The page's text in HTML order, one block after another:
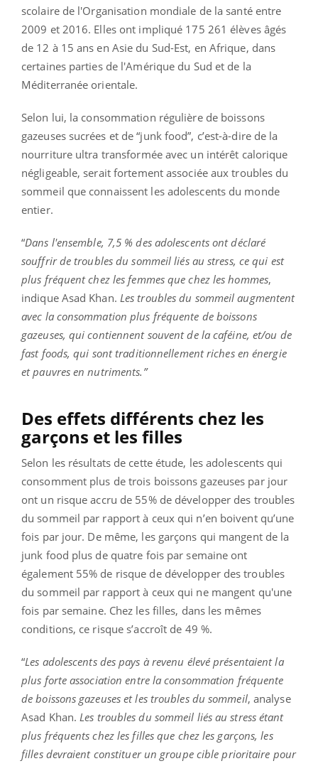
scolaire de l'Organisation mondiale de la santé entre
2009 et 2016. Elles ont impliqué 175 261 élèves âgés
de 12 à 15 ans en Asie du Sud-Est, en Afrique, dans
certaines parties de l'Amérique du Sud et de la
Méditerranée orientale.
Selon lui, la consommation régulière de boissons
gazeuses sucrées et de “junk food”, c’est-à-dire de la
nourriture ultra transformée avec un intérêt calorique
négligeable, serait fortement associée aux troubles du
sommeil que connaissent les adolescents du monde
entier.
“Dans l'ensemble, 7,5 % des adolescents ont déclaré
souffrir de troubles du sommeil liés au stress, ce qui est
plus fréquent chez les femmes que chez les hommes,
indique Asad Khan. Les troubles du sommeil augmentent
avec la consommation plus fréquente de boissons
gazeuses, qui contiennent souvent de la caféine, et/ou de
fast foods, qui sont traditionnellement riches en énergie
et pauvres en nutriments.”
Des effets différents chez les
garçons et les filles
Selon les résultats de cette étude, les adolescents qui
consomment plus de trois boissons gazeuses par jour
ont un risque accru de 55% de développer des troubles
du sommeil par rapport à ceux qui n’en boivent qu’une
fois par jour. De même, les garçons qui mangent de la
junk food plus de quatre fois par semaine ont
également 55% de risque de développer des troubles
du sommeil par rapport à ceux qui ne mangent qu'une
fois par semaine. Chez les filles, dans les mêmes
conditions, ce risque s’accroît de 49 %.
“Les adolescents des pays à revenu élevé présentaient la
plus forte association entre la consommation fréquente
de boissons gazeuses et les troubles du sommeil, analyse
Asad Khan. Les troubles du sommeil liés au stress étant
plus fréquents chez les filles que chez les garçons, les
filles devraient constituer un groupe cible prioritaire pour